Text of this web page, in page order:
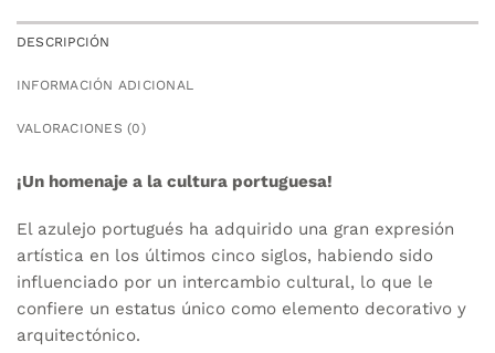
DESCRIPCIÓN
INFORMACIÓN ADICIONAL
VALORACIONES (0)
¡Un homenaje a la cultura portuguesa!
El azulejo portugués ha adquirido una gran expresión
artística en los últimos cinco siglos, habiendo sido
influenciado por un intercambio cultural, lo que le
confiere un estatus único como elemento decorativo y
arquitectónico.